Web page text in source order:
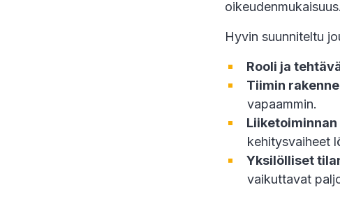
Hyvin suunniteltu
Rooli ja
Tiimin
vapaammin.
Liiketoiminnan
kehitysvaiheet
Yksilölliset
vaikuttavat